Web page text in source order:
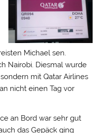
Michael sen.
Nairobi. Diesmal wurde
mit Qatar Airlines
nicht einen Tag vor
an Bord war sehr gut
das Gepäck ging